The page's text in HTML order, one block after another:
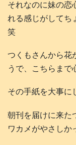
それなのに妹の恋
れる感じがしてち
笑
つくもさんから花
うで、こちらま
その手紙を大事に
朝刊を届けに来た
ワカメがやさしか